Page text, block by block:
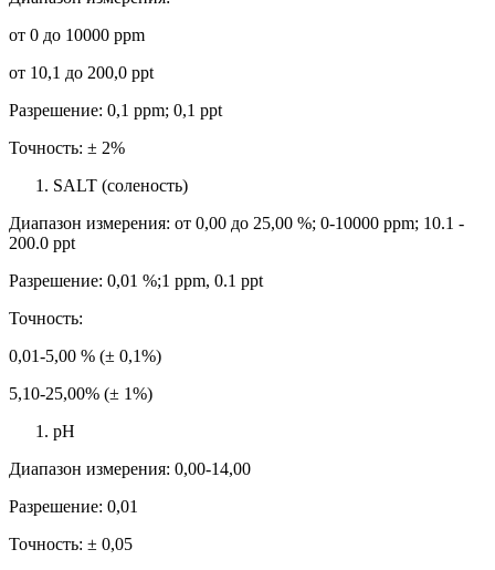
от 0 до 10000 ppm
от 10,1 до 200,0 ppt
Разрешение: 0,1 ppm; 0,1 ppt
Точность: ± 2%
SALT (соленость)
Диапазон измерения: от 0,00 до 25,00 %; 0-10000 ppm; 10.1 -
200.0 ppt
Разрешение: 0,01 %;1 ppm, 0.1 ppt
Точность:
0,01-5,00 % (± 0,1%)
5,10-25,00% (± 1%)
pH
Диапазон измерения: 0,00-14,00
Разрешение: 0,01
Точность: ± 0,05